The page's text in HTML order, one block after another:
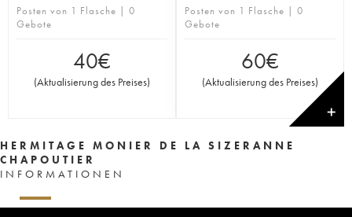
Posten von 1 Flasche | 0
Gebote
40€
(Aktualisierung des Preises)
Posten von 1 Flasche | 0
Gebote
60€
(Aktualisierung des Preises)
✕
HERMITAGE MONIER DE LA SIZERANNE
CHAPOUTIER
INFORMATIONEN